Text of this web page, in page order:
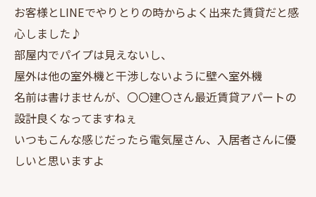
お客様とLINEでやりとりの時からよく出来た賃貸だと感
心しました♪
部屋内でパイプは見えないし、
屋外は他の室外機と干渉しないように壁へ室外機
名前は書けませんが、〇〇建〇さん最近賃貸アパートの
設計良くなってますねぇ
いつもこんな感じだったら電気屋さん、入居者さんに優
しいと思いますよ